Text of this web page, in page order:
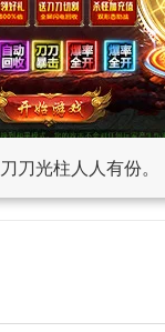
刀光柱人人有份。